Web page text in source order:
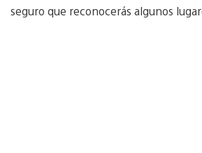
seguro que reconocerás algunos